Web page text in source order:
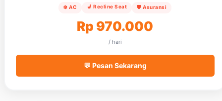
❄️ AC 💺 Recline Seat 🛡️ Asuransi
Rp 970.000
/ hari
💬 Pesan Sekarang